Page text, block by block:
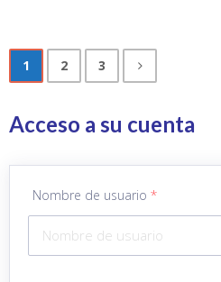
1 2 3
Acceso a su cuenta
Nombre de usuario *